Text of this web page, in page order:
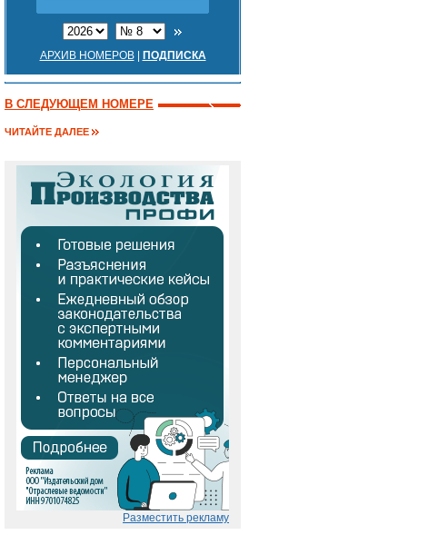
АРХИВ НОМЕРОВ| ПОДПИСКА
В СЛЕДУЮЩЕМ НОМЕРЕ
ЧИТАЙТЕ ДАЛЕЕ
Разместить рекламу